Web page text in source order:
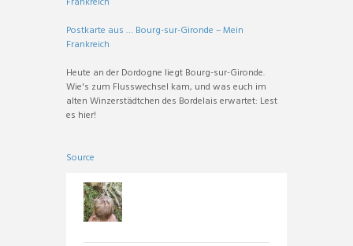
Postkarte aus … Bourg-sur-Gironde – Mein
Frankreich
Heute an der Dordogne liegt Bourg-sur-Gironde.
Wie's zum Flusswechsel kam, und was euch im
alten Winzerstädtchen des Bordelais erwartet: Lest
es hier!
Source